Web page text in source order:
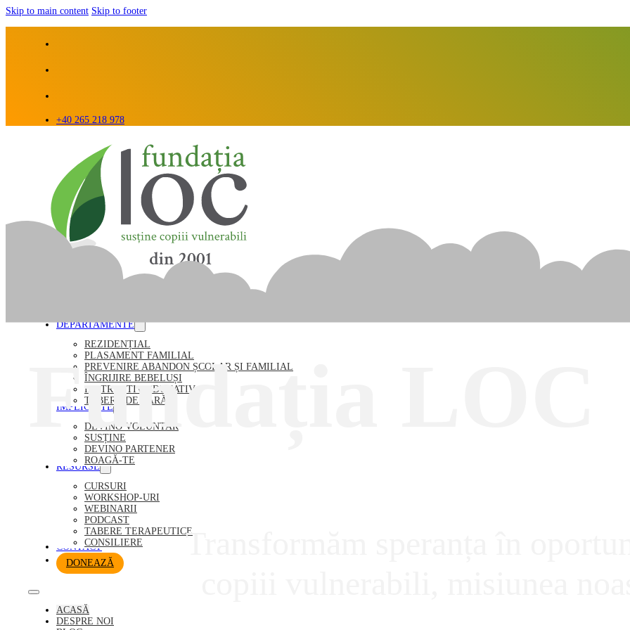
Skip to main content Skip to footer
+40 265 218 978
DEPARTAMENTE
REZIDENȚIAL
PLASAMENT FAMILIAL
PREVENIRE ABANDON ȘCOLAR ȘI FAMILIAL
ÎNGRIJIRE BEBELUȘI
INSTRUCTIV EDUCATIV
TABERE DE VARĂ
IMPLICĂ-TE
DEVINO VOLUNTAR
SUSȚINE
DEVINO PARTENER
ROAGĂ-TE
RESURSE
CURSURI
WORKSHOP-URI
WEBINARII
PODCAST
TABERE TERAPEUTICE
CONSILIERE
CONTACT
DONEAZĂ
ACASĂ
DESPRE NOI
Fundația LOC
Transformăm speranța în